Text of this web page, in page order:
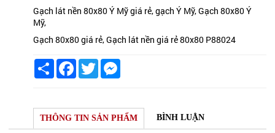
Gạch lát nền 80x80 Ý Mỹ giá rẻ, gạch Ý Mỹ, Gạch 80x80 Ý
Mỹ,
Gạch 80x80 giá rẻ, Gạch lát nền giá rẻ 80x80 P88024
Share Facebook
Twitter
THÔNG TIN SẢN PHẨM BÌNH LUẬN